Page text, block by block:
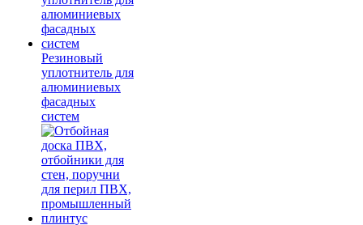
Резиновый
уплотнитель для
алюминиевых
фасадных
систем